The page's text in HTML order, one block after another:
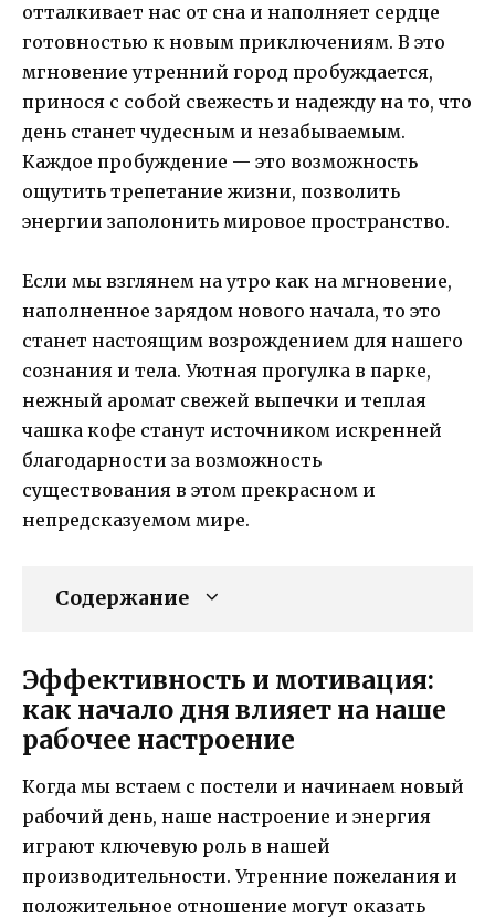
отталкивает нас от сна и наполняет сердце
готовностью к новым приключениям. В это
мгновение утренний город пробуждается,
принося с собой свежесть и надежду на то, что
день станет чудесным и незабываемым.
Каждое пробуждение — это возможность
ощутить трепетание жизни, позволить
энергии заполонить мировое пространство.
Если мы взглянем на утро как на мгновение,
наполненное зарядом нового начала, то это
станет настоящим возрождением для нашего
сознания и тела. Уютная прогулка в парке,
нежный аромат свежей выпечки и теплая
чашка кофе станут источником искренней
благодарности за возможность
существования в этом прекрасном и
непредсказуемом мире.
Содержание
Эффективность и мотивация:
как начало дня влияет на наше
рабочее настроение
Когда мы встаем с постели и начинаем новый
рабочий день, наше настроение и энергия
играют ключевую роль в нашей
производительности. Утренние пожелания и
положительное отношение могут оказать